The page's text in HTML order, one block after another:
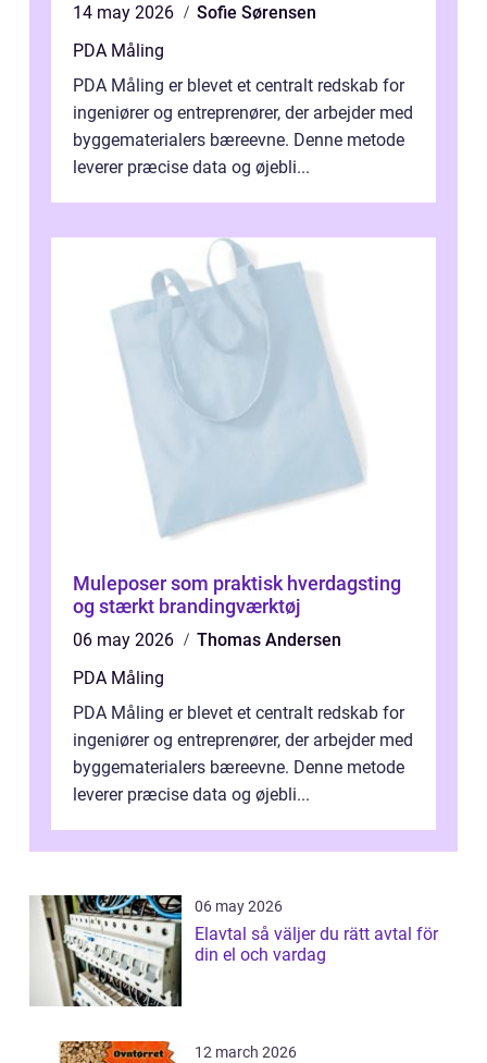
14 may 2026
Sofie Sørensen
PDA Måling
PDA Måling er blevet et centralt redskab for
ingeniører og entreprenører, der arbejder med
byggematerialers bæreevne. Denne metode
leverer præcise data og øjebli...
Muleposer som praktisk hverdagsting
og stærkt brandingværktøj
06 may 2026
Thomas Andersen
PDA Måling
PDA Måling er blevet et centralt redskab for
ingeniører og entreprenører, der arbejder med
byggematerialers bæreevne. Denne metode
leverer præcise data og øjebli...
06 may 2026
Elavtal så väljer du rätt avtal för
din el och vardag
12 march 2026